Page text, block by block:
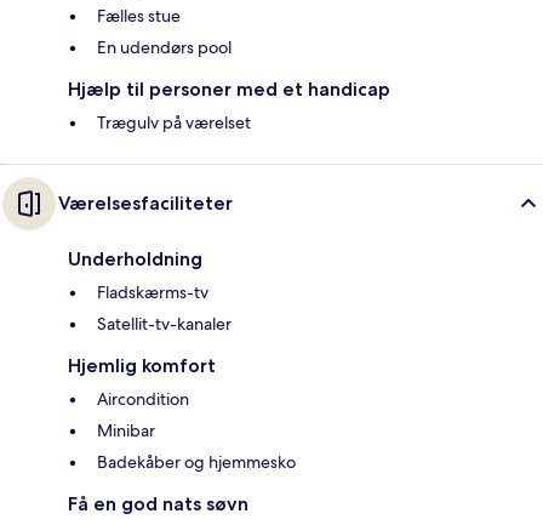
Fælles stue
En udendørs pool
Hjælp til personer med et handicap
Trægulv på værelset
Værelsesfaciliteter
Underholdning
Fladskærms-tv
Satellit-tv-kanaler
Hjemlig komfort
Aircondition
Minibar
Badekåber og hjemmesko
Få en god nats søvn